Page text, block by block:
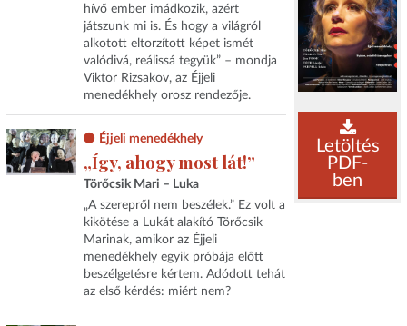
Letöltés
PDF-
ben
hívő ember imádkozik, azért
játszunk mi is. És hogy a világról
alkotott eltorzított képet ismét
valódivá, reálissá tegyük” – mondja
Viktor Rizsakov, az Éjjeli
menedékhely orosz rendezője.
Éjjeli menedékhely
„Így, ahogy most lát!”
Törőcsik Mari – Luka
„A szerepről nem beszélek.” Ez volt a
kikötése a Lukát alakító Törőcsik
Marinak, amikor az Éjjeli
menedékhely egyik próbája előtt
beszélgetésre kértem. Adódott tehát
az első kérdés: miért nem?